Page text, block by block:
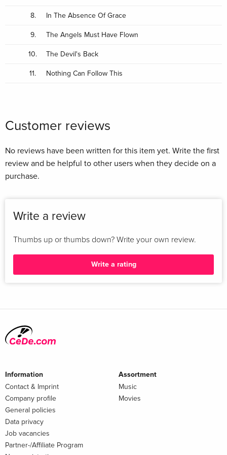
The Cult Of Ignorance
This Time Of Year
Scandinavian Eyes
Takin’ It Back
8
In The Absence Of Grace
8. In The Absence Of Grace
9. The Angels Must Have Flown
10. The Devil's Back
11. Nothing Can Follow This
Customer reviews
No reviews have been written for this item yet. Write the first
review and be helpful to other users when they decide on a
purchase.
Write a review
Thumbs up or thumbs down? Write your own review.
Write a rating
Information
Contact & Imprint
Company profile
General policies
Data privacy
Job vacancies
Partner-/Affiliate Program
Assortment
Music
Movies